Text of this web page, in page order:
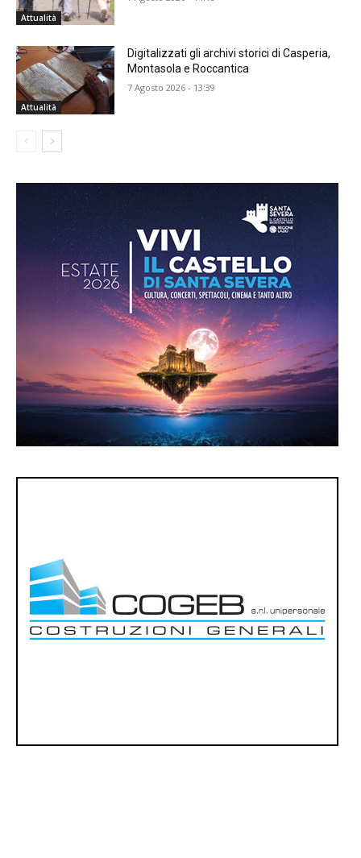
Attualità
Attualità
Digitalizzati gli archivi storici di Casperia,
Montasola e Roccantica
7 Agosto 2026 - 13:39